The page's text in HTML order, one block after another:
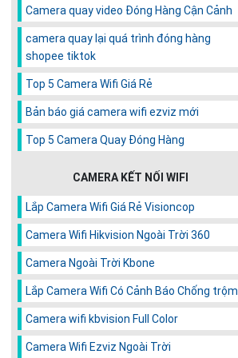
Camera quay video Đóng Hàng Cận Cảnh
camera quay lại quá trình đóng hàng
shopee tiktok
Top 5 Camera Wifi Giá Rẻ
Bản báo giá camera wifi ezviz mới
Top 5 Camera Quay Đóng Hàng
CAMERA KẾT NỐI WIFI
Lắp Camera Wifi Giá Rẻ Visioncop
Camera Wifi Hikvision Ngoài Trời 360
Camera Ngoài Trời Kbone
Lắp Camera Wifi Có Cảnh Báo Chống trộm
Camera wifi kbvision Full Color
Camera Wifi Ezviz Ngoài Trời